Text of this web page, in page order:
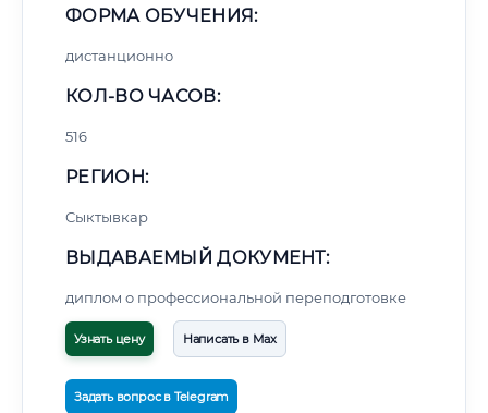
ФОРМА ОБУЧЕНИЯ:
дистанционно
КОЛ-ВО ЧАСОВ:
516
РЕГИОН:
Сыктывкар
ВЫДАВАЕМЫЙ ДОКУМЕНТ:
диплом о профессиональной переподготовке
Узнать цену Написать в Max
Задать вопрос в Telegram